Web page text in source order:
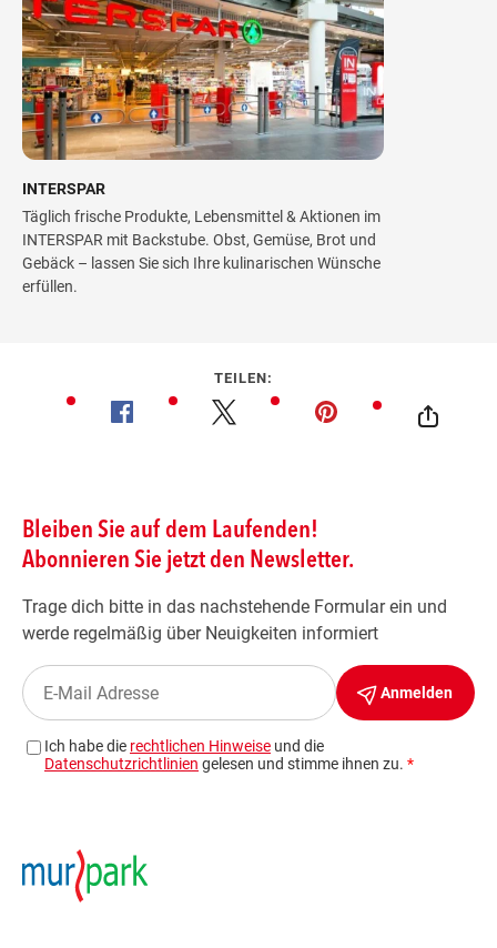
INTERSPAR
Täglich frische Produkte, Lebensmittel & Aktionen im
INTERSPAR mit Backstube. Obst, Gemüse, Brot und
Gebäck – lassen Sie sich Ihre kulinarischen Wünsche
erfüllen.
TEILEN: